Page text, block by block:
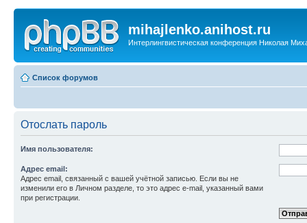
mihajlenko.anihost.ru
Интерлингвистическая конференция Николая
Список форумов
Отослать пароль
Имя пользователя:
Адрес email:
Адрес email, связанный с вашей учётной записью. Если вы не
изменили его в Личном разделе, то это адрес e-mail, указанный вами
при регистрации.